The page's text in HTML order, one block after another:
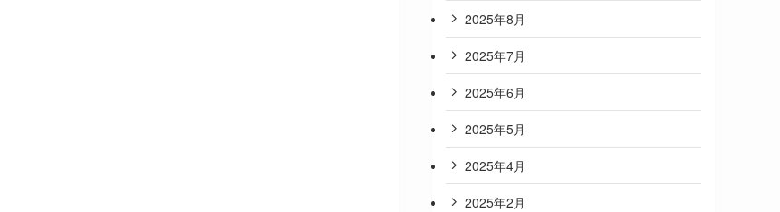
2025年8月
2025年7月
2025年6月
2025年5月
2025年4月
2025年2月